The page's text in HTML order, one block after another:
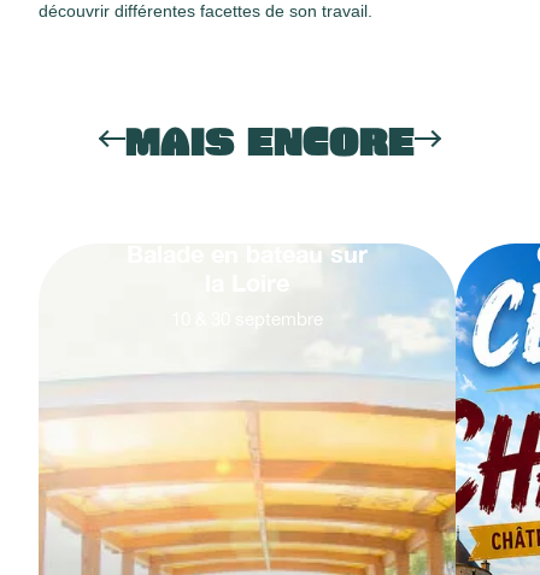
découvrir différentes facettes de son travail.
MAIS ENCORE
Balade en bateau sur
septembre